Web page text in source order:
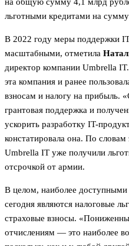
льготными кредитами на
В 2022 году меры поддержки
масштабными, отметила
директор компании Umbrella
эта компания и ранее
взносам и налогу на прибыль.
грантовая поддержка и
ускорить разработку IT-
констатировала она. По
Umbrella IT уже получили
отсрочкой от армии.
В целом, наиболее
сегодня являются налоговые
страховые взносы.
отчислениям — это наиболее